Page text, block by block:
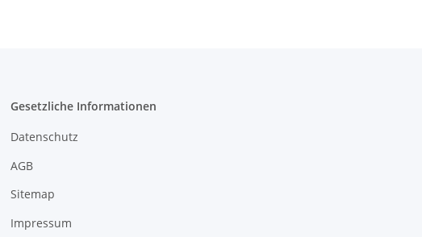
Gesetzliche Informationen
Datenschutz
AGB
Sitemap
Impressum